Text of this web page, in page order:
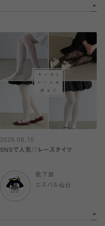
2026.06.10
SNSで人気♡レースタイツ
靴下屋
エスパル仙台